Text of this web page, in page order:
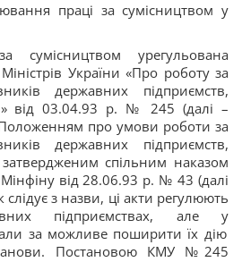
праці за сумісництвом у
сумісництвом урегульована
України «Про роботу за
державних підприємств,
від 03.04.93 р. № 245 (далі –
про умови роботи за
державних підприємств,
затвердженим спільним наказом
від 28.06.93 р. № 43 (далі
з назви, ці акти регулюють
підприємствах, але у
за можливе поширити їх дію
Постановою КМУ №245